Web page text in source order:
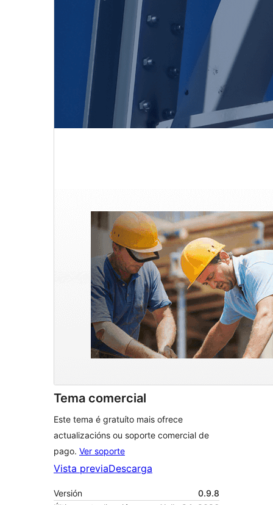
Tema comercial
Este tema é gratuíto mais ofrece
actualizacións ou soporte comercial de
pago. Ver soporte
Vista previaDescarga
Versión
0.9.8